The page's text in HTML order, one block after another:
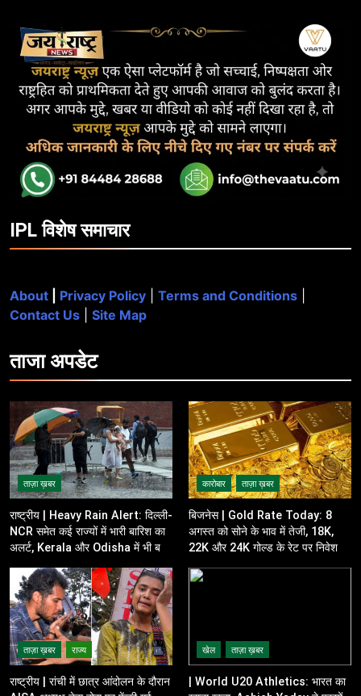
IPL विशेष समाचार
About Privacy Policy Terms and Conditions
Contact Us
Site Map
ताजाअपडेट
ताज़ा ख़बर
राष्ट्रीय | Heavy Rain Alert: दिल्ली-
NCR समेत कई राज्यों में भारी बारिश का
अलर्ट, Kerala और Odisha में भी बढ़ी
कारोबार ताज़ा ख़बर
बिजनेस | Gold Rate Today: 8
अगस्त को सोने के भाव में तेजी, 18K,
22K और 24K गोल्ड के रेट पर निवेशकों
ताज़ा ख़बर राज्य
राष्ट्रीय | रांची में छात्र आंदोलन के दौरान
खेल ताज़ा ख़बर
| World U20 Athletics: भारत का